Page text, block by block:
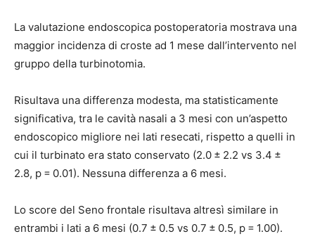
La valutazione endoscopica postoperatoria mostrava una
maggior incidenza di croste ad 1 mese dall’intervento nel
gruppo della turbinotomia.
Risultava una differenza modesta, ma statisticamente
significativa, tra le cavità nasali a 3 mesi con un’aspetto
endoscopico migliore nei lati resecati, rispetto a quelli in
cui il turbinato era stato conservato (2.0 ± 2.2 vs 3.4 ±
2.8, p = 0.01). Nessuna differenza a 6 mesi.
Lo score del Seno frontale risultava altresì similare in
entrambi i lati a 6 mesi (0.7 ± 0.5 vs 0.7 ± 0.5, p = 1.00).